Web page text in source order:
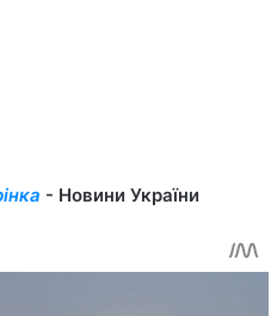
- Новини України